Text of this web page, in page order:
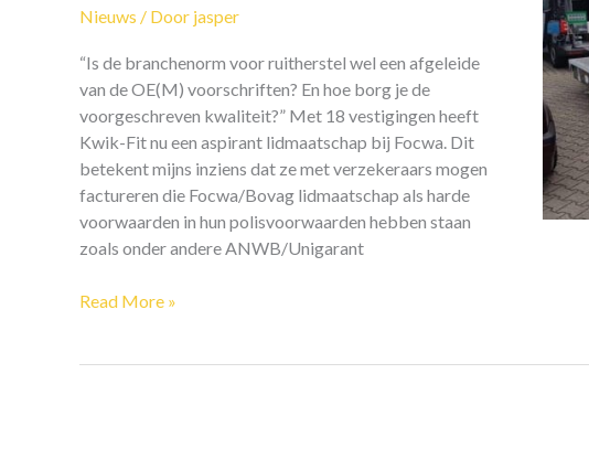
Nieuws / Door jasper
“Is de branchenorm voor ruitherstel wel een afgeleide
van de OE(M) voorschriften? En hoe borg je de
voorgeschreven kwaliteit?” Met 18 vestigingen heeft
Kwik-Fit nu een aspirant lidmaatschap bij Focwa. Dit
betekent mijns inziens dat ze met verzekeraars mogen
factureren die Focwa/Bovag lidmaatschap als harde
voorwaarden in hun polisvoorwaarden hebben staan
zoals onder andere ANWB/Unigarant
waterdicht
Read More »